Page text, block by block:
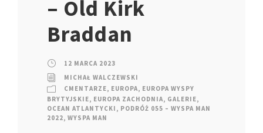
– Old Kirk
Braddan
12 MARCA 2023
MICHAŁ WALCZEWSKI
CMENTARZE, EUROPA, EUROPA WYSPY
BRYTYJSKIE, EUROPA ZACHODNIA, GALERIE,
OCEAN ATLANTYCKI , PODRÓŻ 055 – WYSPA MAN
2022, WYSPA MAN